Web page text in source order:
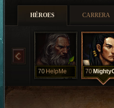
HÉROES CARRERA
70 HelpMe 70